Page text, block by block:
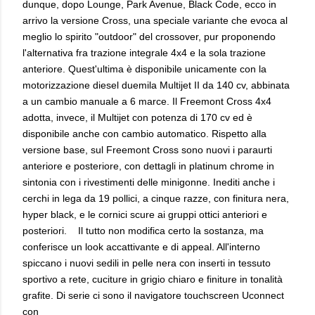
dunque, dopo Lounge, Park Avenue, Black Code, ecco in
arrivo la versione Cross, una speciale variante che evoca al
meglio lo spirito "outdoor" del crossover, pur proponendo
l'alternativa fra trazione integrale 4x4 e la sola trazione
anteriore. Quest'ultima è disponibile unicamente con la
motorizzazione diesel duemila Multijet II da 140 cv, abbinata
a un cambio manuale a 6 marce. Il Freemont Cross 4x4
adotta, invece, il Multijet con potenza di 170 cv ed è
disponibile anche con cambio automatico. Rispetto alla
versione base, sul Freemont Cross sono nuovi i paraurti
anteriore e posteriore, con dettagli in platinum chrome in
sintonia con i rivestimenti delle minigonne. Inediti anche i
cerchi in lega da 19 pollici, a cinque razze, con finitura nera,
hyper black, e le cornici scure ai gruppi ottici anteriori e
posteriori. Il tutto non modifica certo la sostanza, ma
conferisce un look accattivante e di appeal. All'interno
spiccano i nuovi sedili in pelle nera con inserti in tessuto
sportivo a rete, cuciture in grigio chiaro e finiture in tonalità
grafite. Di serie ci sono il navigatore touchscreen Uconnect
con